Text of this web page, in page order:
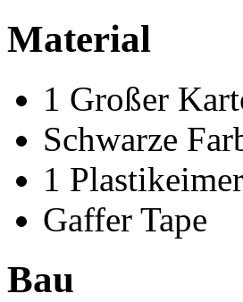
Material
1 Großer
Schwarze
1
Gaffer Tape
Bau